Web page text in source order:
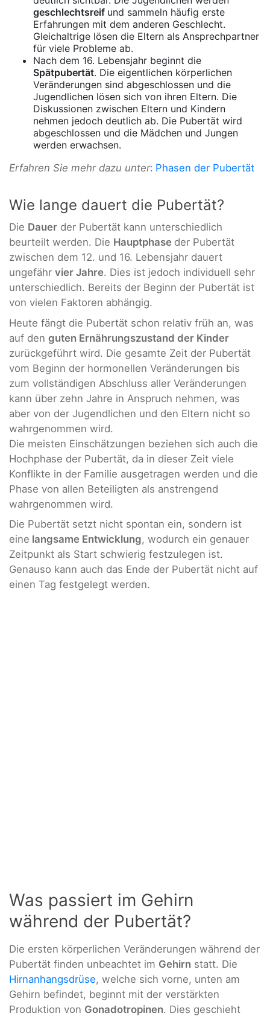
geschlechtsreif und sammeln häufig erste
Erfahrungen mit dem anderen Geschlecht.
Gleichaltrige lösen die Eltern als Ansprechpartner
für viele Probleme ab.
Nach dem 16. Lebensjahr beginnt die
Spätpubertät. Die eigentlichen körperlichen
Veränderungen sind abgeschlossen und die
Jugendlichen lösen sich von ihren Eltern. Die
Diskussionen zwischen Eltern und Kindern
nehmen jedoch deutlich ab. Die Pubertät wird
abgeschlossen und die Mädchen und Jungen
werden erwachsen.
Erfahren Sie mehr dazu unter: Phasen der Pubertät
Wie lange dauert die Pubertät?
Die Dauer der Pubertät kann unterschiedlich
beurteilt werden. Die Hauptphase der Pubertät
zwischen dem 12. und 16. Lebensjahr dauert
ungefähr vier Jahre. Dies ist jedoch individuell sehr
unterschiedlich. Bereits der Beginn der Pubertät ist
von vielen Faktoren abhängig.
Heute fängt die Pubertät schon relativ früh an, was
auf den guten Ernährungszustand der Kinder
zurückgeführt wird. Die gesamte Zeit der Pubertät
vom Beginn der hormonellen Veränderungen bis
zum vollständigen Abschluss aller Veränderungen
kann über zehn Jahre in Anspruch nehmen, was
aber von der Jugendlichen und den Eltern nicht so
wahrgenommen wird.
Die meisten Einschätzungen beziehen sich auch die
Hochphase der Pubertät, da in dieser Zeit viele
Konflikte in der Familie ausgetragen werden und die
Phase von allen Beteiligten als anstrengend
wahrgenommen wird.
Die Pubertät setzt nicht spontan ein, sondern ist
eine langsame Entwicklung, wodurch ein genauer
Zeitpunkt als Start schwierig festzulegen ist.
Genauso kann auch das Ende der Pubertät nicht auf
einen Tag festgelegt werden.
Was passiert im Gehirn
während der Pubertät?
Die ersten körperlichen Veränderungen während der
Pubertät finden unbeachtet im Gehirn statt. Die
Hirnanhangsdrüse, welche sich vorne, unten am
Gehirn befindet, beginnt mit der verstärkten
Produktion von Gonadotropinen. Dies geschieht